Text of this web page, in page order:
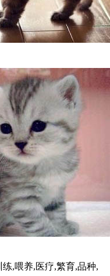
,喂养,医疗,繁育,品种,